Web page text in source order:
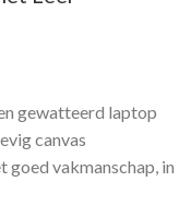
gewatteerd laptop
canvas
goed vakmanschap, in